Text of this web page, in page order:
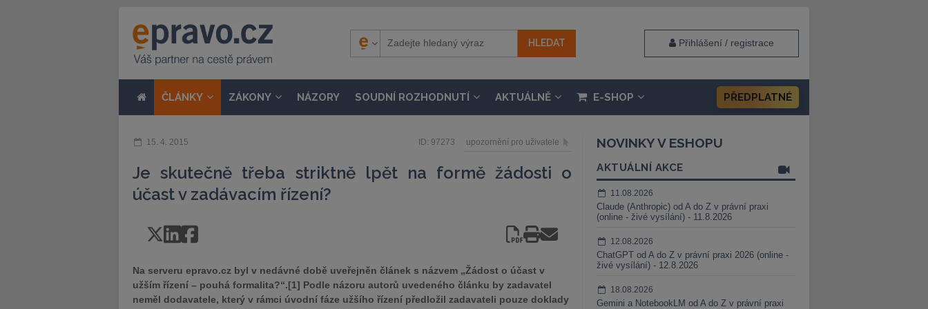
Přihlášení / registrace
ČLÁNKY ZÁKONY NÁZORY SOUDNÍ ROZHODNUTÍ AKTUÁLNĚ E-SHOP PŘEDPLATNÉ
15. 4. 2015 ID: 97273 upozornění pro uživatele
Je skutečně třeba striktně lpět na formě žádosti o
účast v zadávacím řízení?
Na serveru epravo.cz byl v nedávné době uveřejněn článek s názvem „Žádost o účast v
užším řízení – pouhá formalita?“.[1] Podle názoru autorů uvedeného článku by zadavatel
neměl dodavatele, který v rámci úvodní fáze užšího řízení předložil zadavateli pouze doklady
NOVINKY V ESHOPU
AKTUÁLNÍ AKCE
11.08.2026
Claude (Anthropic) od A do Z v právní praxi
(online - živé vysílání) - 11.8.2026
12.08.2026
ChatGPT od A do Z v právní praxi 2026 (online -
živé vysílání) - 12.8.2026
18.08.2026
Gemini a NotebookLM od A do Z v právní praxi